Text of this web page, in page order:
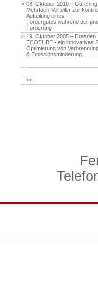
> 08. Oktober 2010 – Garching
Mehrfach-Verteiler zur
Aufteilung eines
Fördergutes während der
Förderung
> 19. Oktober 2005 – Dresden
ECOTUBE - ein innovatives
Optimierung von
& Emissionsminderung
<<